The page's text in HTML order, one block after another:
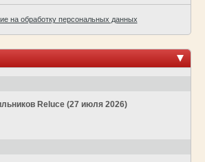
на обработку персональных данных
Reluce (27 июля 2026)